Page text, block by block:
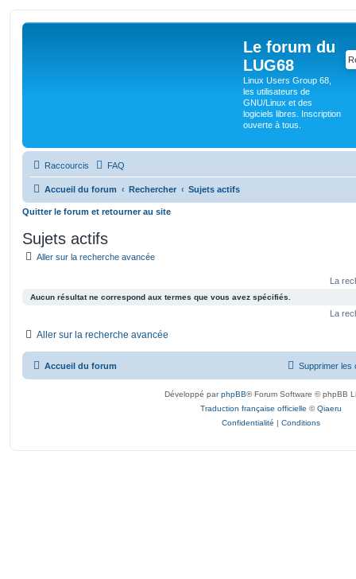
Le forum du
LUG68
Linux Users Group 68,
les utilisateurs de
GNU/Linux et des
logiciels libres. Inscription
ouverte à tous.
Raccourcis FAQ
Accueil du forum Rechercher Sujets actifs
Quitter le forum et retourner au site
Sujets actifs
Aller sur la recherche avancée
La
Aucun résultat ne correspond aux termes que vous avez spécifiés.
La
Aller sur la recherche avancée
Accueil du forum Supprimer les
Développé parphpBB® Forum Software © phpBB
Traduction française officielle ©Qiaeru
Confidentialité | Conditions